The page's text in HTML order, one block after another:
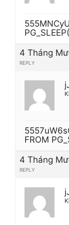
4 Tháng
REPLY
FROM
4 Tháng
REPLY